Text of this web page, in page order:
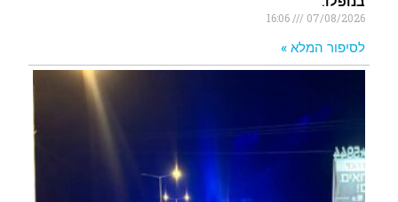
07/08/2026
16:06
לסיפור המלא »